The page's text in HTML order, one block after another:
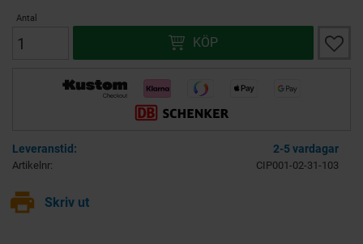
Antal
KÖP Lägg
2-5 vardagar
Artikelnr CIP001-02-31-103
print Skriv ut